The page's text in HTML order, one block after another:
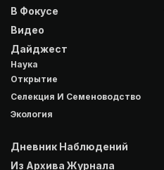
В Фокусе
Видео
Дайджест
Наука
Открытие
Селекция И Семеноводство
Экология
Дневник Наблюдений
Из Архива Журнала